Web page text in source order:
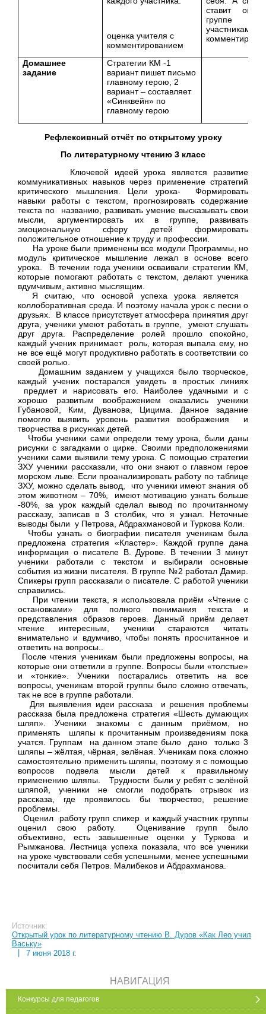
оценка учителя с
комментированием
ставит
группе
участникам
комментирует
Домашнее
задание
Стратегии КМ -1
вариант пишет письмо
главному герою, 2
вариант – составляет
«Синквейн» по
главному герою
Рефлексивный отчёт по открытому уроку
По литературному чтению 3 класс
Ключевой идеей урока является развитие
коммуникативных навыков через применение стратегий
критического мышления. Цели урока- Формировать
навыки работы с текстом, прогнозировать содержание
текста по названию, развивать умение высказывать свои
мысли, аргументировать их в группе, развивать
эмоциональную сферу детей формировать
положительное отношение к труду и профессии.
На уроке были применены все модули Программы, но
модуль критическое мышление лежал в основе всего
урока. В течении года ученики осваивали стратегии КМ,
которые помогают работать с текстом, делают ученика
вдумчивым, активно мыслящим.
Я считаю, что основой успеха урока является
коллоборативная среда. И поэтому начала урок с песни о
друзьях. В классе присутствует атмосфера принятия друг
друга, ученики умеют работать в группе, умеют слушать
друг друга. Распределение ролей прошло спокойно,
каждый ученик принимает роль, которая выпала ему, но
не все ещё могут продуктивно работать в соответствии со
своей ролью.
Домашним заданием у учащихся было творческое,
каждый ученик постарался увидеть в простых линиях
предмет и нарисовать его. Наиболее удачными и с
хорошо развитым воображением оказались ученики
Губановой, Ким, Дуванова, Цицима. Данное задание
помогло выявить уровень развития воображения и
творчества в рисунках детей.
Чтобы ученики сами определи тему урока, были даны
рисунки с загадками о цирке. Своими предположениями
ученики сами выявили тему урока. С помощью стратегии
ЗХУ ученики рассказали, что они знают о главном герое
морском льве. Если проанализировать работу по таблице
ЗХУ, можно сделать вывод, что ученики имеют знания об
этом животном – 70%, имеют мотивацию узнать больше
-80%, за урок каждый сделал вывод по прочитанному
рассказу, записав в 3 столбик, что я узнал. Неточные
выводы были у Петрова, Абдрахмановой и Туркова Коли.
Чтобы узнать о биографии писателя ученикам была
предложена стратегия «Кластер». Каждой группе дана
информация о писателе В. Дурове. В течении 3 минут
ученики работали с текстом и выбирали основные
события из жизни писателя. В группе №2 работал Дамир.
Спикеры групп рассказали о писателе. С работой ученики
справились.
При чтении текста, я использовала приём «Чтение с
остановками» для полного понимания текста и
представления образов героев. Данный приём делает
чтение интересным, ученики стараются читать
внимательно и вдумчиво, чтобы понять просчитанное и
ответить на вопросы..
После чтения ученикам были предложены вопросы, на
которые они ответили в группе. Вопросы были «толстые»
и «тонкие». Ученики постарались ответить на все
вопросы, ученикам второй группы было сложно отвечать,
так не все в группе работали.
Для выявления идеи рассказа и решения проблемы
рассказа была предложена стратегия «Шесть думающих
шляп». Ученики знакомы с данным приёмом, но
применять шляпы к прочитанным произведениям пока
учатся. Группам на данном этапе было дано только 3
шляпы – жёлтая, чёрная, зелёная. Ученикам пока сложно
самостоятельно применить шляпы, поэтому я с помощью
вопросов подвела мысли детей к правильному
применению шляпы. Трудности были у ребят с зелёной
шляпой, ученики не смогли подобрать отрывок из
рассказа, где проявилось бы творчество, решение
проблемы.
Оценил работу групп спикер и каждый участник группы
оценил свою работу. Оценивание групп было
объективно, есть завышенные оценки у Туркова и
Рымжанова. Лестница успеха показала, что все ученики
на уроке чувствовали себя успешными, менее успешными
посчитали себя Петров. Малибеков и Абдрахманова.
Источник:
Открытый урок по литературному чтению В. Дуров «Как Лео учил
Ваську»
7 июня 2018 г.
НАВИГАЦИЯ
Конкурсы для педагогов